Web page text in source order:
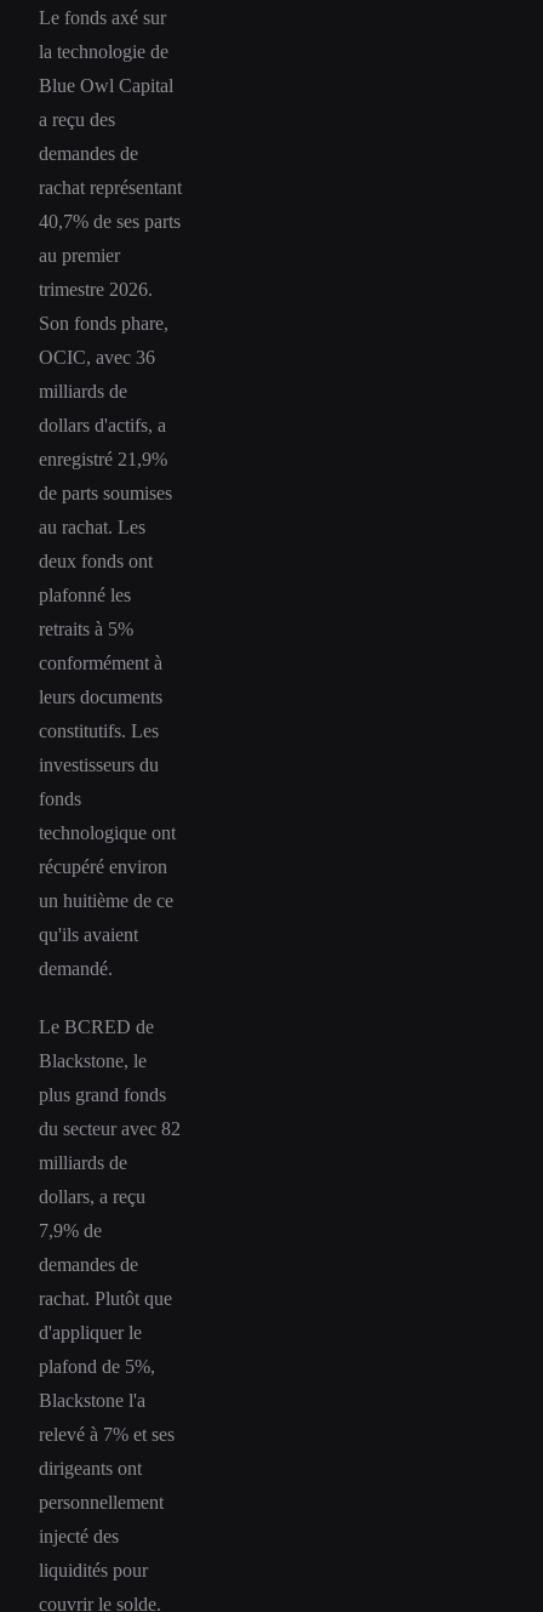
Le fonds axé sur
la technologie de
Blue Owl Capital
a reçu des
demandes de
rachat représentant
40,7% de ses parts
au premier
trimestre 2026.
Son fonds phare,
OCIC, avec 36
milliards de
dollars d'actifs, a
enregistré 21,9%
de parts soumises
au rachat. Les
deux fonds ont
plafonné les
retraits à 5%
conformément à
leurs documents
constitutifs. Les
investisseurs du
fonds
technologique ont
récupéré environ
un huitième de ce
qu'ils avaient
demandé.
Le BCRED de
Blackstone, le
plus grand fonds
du secteur avec 82
milliards de
dollars, a reçu
7,9% de
demandes de
rachat. Plutôt que
d'appliquer le
plafond de 5%,
Blackstone l'a
relevé à 7% et ses
dirigeants ont
personnellement
injecté des
liquidités pour
couvrir le solde.